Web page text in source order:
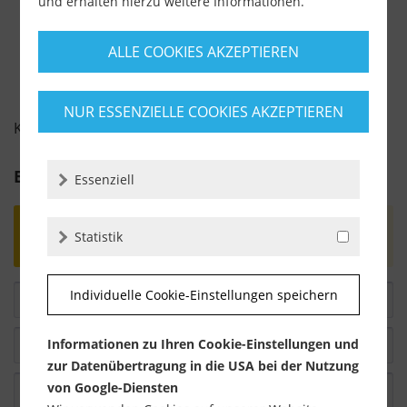
KUNDENBEWERTUNGEN FÜR
Bewertung schreiben
freigeschaltet.
ALLE COOKIES AKZEPTIEREN
NUR ESSENZIELLE COOKIES AKZEPTIEREN
Essenziell
Statistik
Individuelle Cookie-Einstellungen speichern
Informationen zu Ihren Cookie-Einstellungen und
zur Datenübertragung in die USA bei der Nutzung
von Google-Diensten